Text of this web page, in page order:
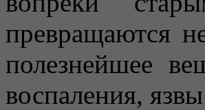
превращаются
полезнейшее
воспаления,